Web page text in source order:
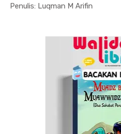
Penulis: Luqman M ArifinIn Fiksi &...